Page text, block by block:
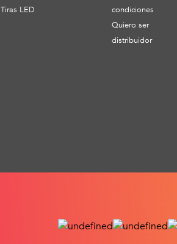
Tiras LED
condiciones
Quiero ser
distribuidor